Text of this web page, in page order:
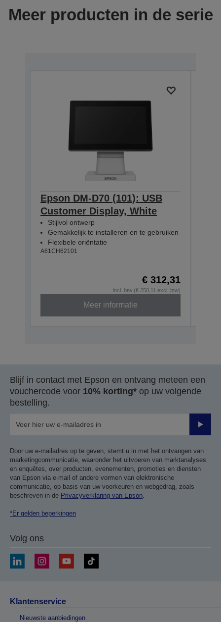
Meer producten in de serie
Epson DM-D70 (101): USB
Customer Display, White
Stijlvol ontwerp
Gemakkelijk te installeren en te gebruiken
Flexibele oriëntatie
A61CH62101
€ 312,31
incl. btw (€ 258,11 excl. btw)
Meer informatie
Blijf in contact met Epson en ontvang meteen een
vouchercode voor 10% korting* op uw volgende
bestelling.
Door uw e-mailadres op te geven, stemt u in met het ontvangen van
marketingcommunicatie, waaronder het uitvoeren van marktanalyses
en enquêtes, over producten, evenementen, promoties en diensten
van Epson via e-mail of andere vormen van elektronische
communicatie, op basis van uw voorkeuren en webgedrag, zoals
beschreven in de Privacyverklaring van Epson
*Er gelden beperkingen
Volg ons
Klantenservice
Nieuwste aanbiedingen